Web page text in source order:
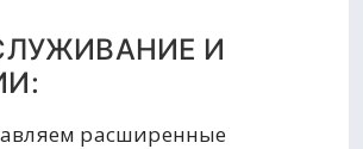
И
расширенные